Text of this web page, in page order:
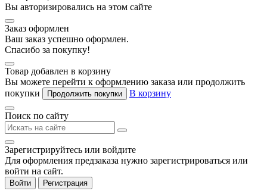
Вы авторизировались на этом сайте
Заказ оформлен
Ваш заказ успешно оформлен.
Спасибо за покупку!
Товар добавлен в корзину
Вы можете перейти к оформлению заказа или продолжить
покупки
Продолжить покупки В корзину
Поиск по сайту
Зарегистрируйтесь или войдите
Для оформления предзаказа нужно зарегистрироваться или
войти на сайт.
Войти Регистрация